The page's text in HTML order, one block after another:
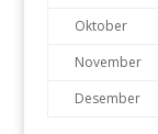
Oktober
November
Desember